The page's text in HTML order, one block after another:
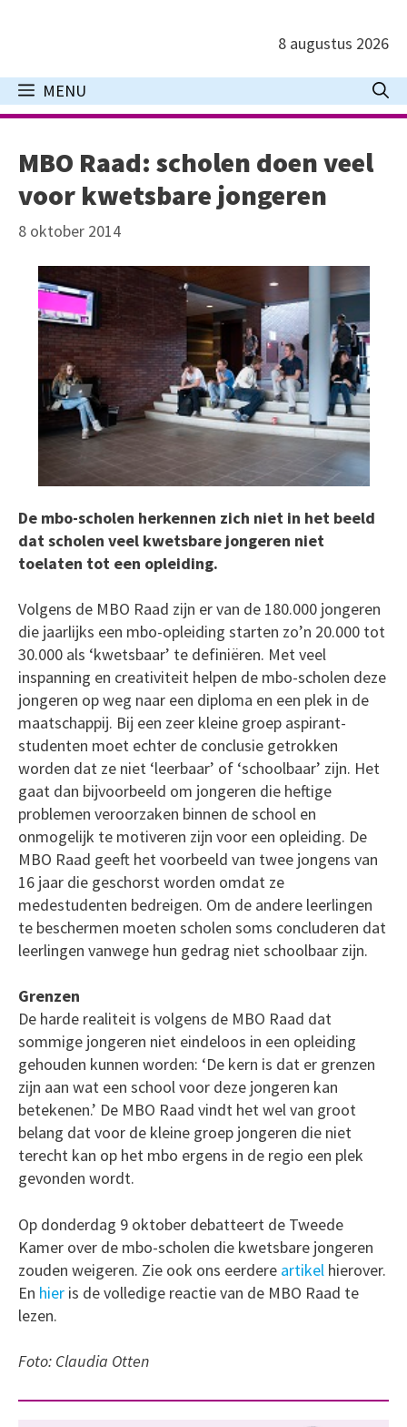
inhoud
8 augustus 2026
MENU
MBO Raad: scholen doen veel
voor kwetsbare jongeren
8 oktober 2014
De mbo-scholen herkennen zich niet in het beeld
dat scholen veel kwetsbare jongeren niet
toelaten tot een opleiding.
Volgens de MBO Raad zijn er van de 180.000 jongeren
die jaarlijks een mbo-opleiding starten zo’n 20.000 tot
30.000 als ‘kwetsbaar’ te definiëren. Met veel
inspanning en creativiteit helpen de mbo-scholen deze
jongeren op weg naar een diploma en een plek in de
maatschappij. Bij een zeer kleine groep aspirant-
studenten moet echter de conclusie getrokken
worden dat ze niet ‘leerbaar’ of ‘schoolbaar’ zijn. Het
gaat dan bijvoorbeeld om jongeren die heftige
problemen veroorzaken binnen de school en
onmogelijk te motiveren zijn voor een opleiding. De
MBO Raad geeft het voorbeeld van twee jongens van
16 jaar die geschorst worden omdat ze
medestudenten bedreigen. Om de andere leerlingen
te beschermen moeten scholen soms concluderen dat
leerlingen vanwege hun gedrag niet schoolbaar zijn.
Grenzen
De harde realiteit is volgens de MBO Raad dat
sommige jongeren niet eindeloos in een opleiding
gehouden kunnen worden: ‘De kern is dat er grenzen
zijn aan wat een school voor deze jongeren kan
betekenen.’ De MBO Raad vindt het wel van groot
belang dat voor de kleine groep jongeren die niet
terecht kan op het mbo ergens in de regio een plek
gevonden wordt.
Op donderdag 9 oktober debatteert de Tweede
Kamer over de mbo-scholen die kwetsbare jongeren
zouden weigeren. Zie ook ons eerdere artikel hierover.
En hier is de volledige reactie van de MBO Raad te
lezen.
Foto: Claudia Otten